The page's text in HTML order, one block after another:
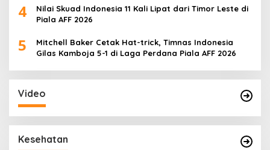
4
Nilai Skuad Indonesia 11 Kali Lipat dari Timor Leste di
Piala AFF 2026
5
Mitchell Baker Cetak Hat-trick, Timnas Indonesia
Gilas Kamboja 5-1 di Laga Perdana Piala AFF 2026
Video
Kesehatan